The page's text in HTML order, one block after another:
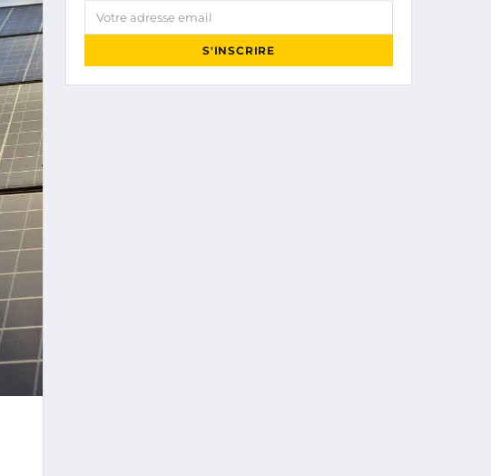
Votre adresse email
S'INSCRIRE